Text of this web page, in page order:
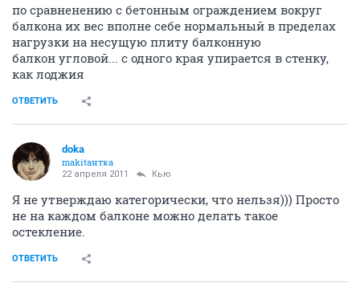
по сравненению с бетонным ограждением вокруг
балкона их вес вполне себе нормальный в пределах
нагрузки на несущую плиту балконную
балкон угловой... с одного края упирается в стенку,
как лоджия
ОТВЕТИТЬ
doka
makitaнтка
22 апреля 2011 Кью
Я не утверждаю категорически, что нельзя))) Просто
не на каждом балконе можно делать такое
остекление.
ОТВЕТИТЬ